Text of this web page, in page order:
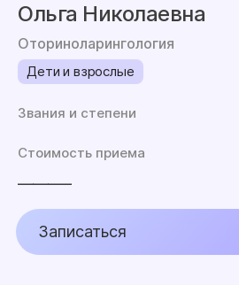
Ольга Николаевна
Оториноларингология
Дети и взрослые
Звания и степени
Стоимость приема
Записаться